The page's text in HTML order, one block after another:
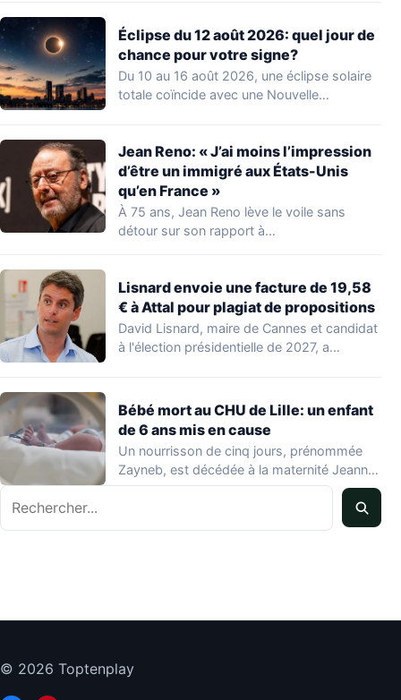
Éclipse du 12 août 2026: quel jour de
chance pour votre signe?
Du 10 au 16 août 2026, une éclipse solaire
totale coïncide avec une Nouvelle…
Jean Reno: « J’ai moins l’impression
d’être un immigré aux États-Unis
qu’en France »
À 75 ans, Jean Reno lève le voile sans
détour sur son rapport à…
Lisnard envoie une facture de 19,58
€ à Attal pour plagiat de propositions
David Lisnard, maire de Cannes et candidat
à l'élection présidentielle de 2027, a
Bébé mort au CHU de Lille: un enfant
de 6 ans mis en cause
Un nourrisson de cinq jours, prénommée
Zayneb, est décédée à la maternité Jeanne
de…
Rechercher
© 2026 Toptenplay